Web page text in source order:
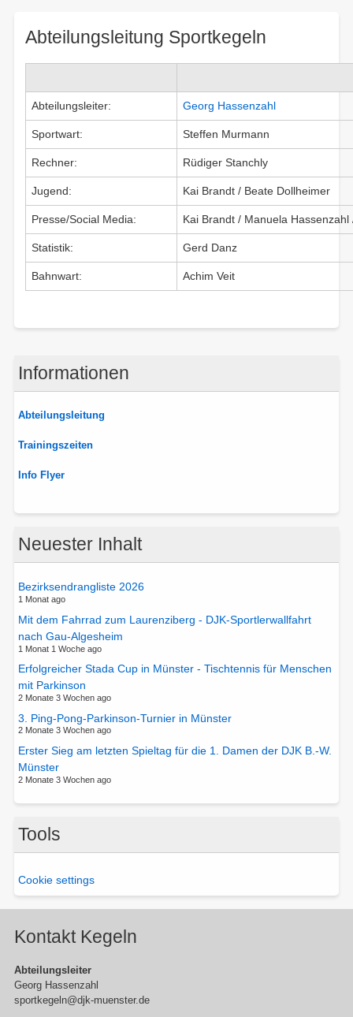
Abteilungsleitung Sportkegeln
Abteilungsleiter: Georg Hassenzahl
Sportwart: Steffen Murmann
Rechner: Rüdiger Stanchly
Jugend: Kai Brandt / Beate Dollheimer
Presse/Social Media: Kai Brandt / Manuela Hassenzahl
Statistik: Gerd Danz
Bahnwart: Achim Veit
Informationen
Abteilungsleitung
Trainingszeiten
Info Flyer
Neuester Inhalt
Bezirksendrangliste 2026
1 Monat ago
Mit dem Fahrrad zum Laurenziberg - DJK-Sportlerwallfahrt
nach Gau-Algesheim
1 Monat 1 Woche ago
Erfolgreicher Stada Cup in Münster - Tischtennis für Menschen
mit Parkinson
2 Monate 3 Wochen ago
3. Ping-Pong-Parkinson-Turnier in Münster
2 Monate 3 Wochen ago
Erster Sieg am letzten Spieltag für die 1. Damen der DJK B.-W.
Münster
2 Monate 3 Wochen ago
Tools
Cookie settings
Kontakt Kegeln
Abteilungsleiter
Georg Hassenzahl
sportkegeln@djk-muenster.de